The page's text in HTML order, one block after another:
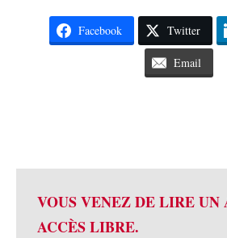
Facebook Twitter
Email
VOUS VENEZ DE LIRE
ACCÈS LIBRE.